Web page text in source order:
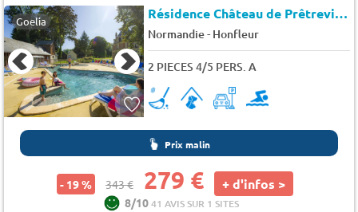
Goelia Résidence Château de Prêtreville
Normandie- Honfleur
2 PIECES 4/5 PERS. A
Prix malin
- 19 % 343 € 279 € + d'infos >
8/1041 AVIS SUR 1 SITES